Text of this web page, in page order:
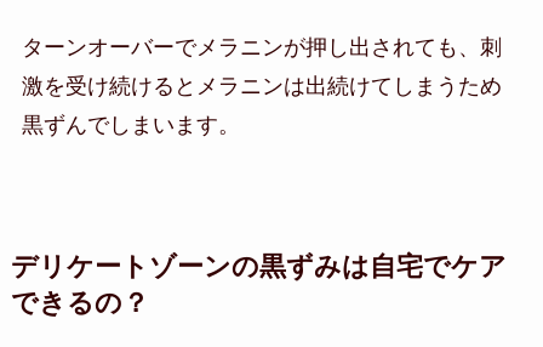
ターンオーバーでメラニンが押し出されても、刺
激を受け続けるとメラニンは出続けてしまうため
黒ずんでしまいます。
デリケートゾーンの黒ずみは自宅でケア
できるの？